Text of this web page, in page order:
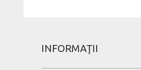
INFORMAŢII